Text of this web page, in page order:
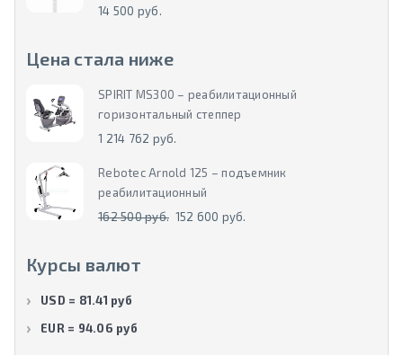
14 500 руб.
Цена стала ниже
SPIRIT MS300 – реабилитационный
горизонтальный степпер
1 214 762 руб.
Rebotec Arnold 125 – подъемник
реабилитационный
162 500 руб. 152 600 руб.
Курсы валют
USD = 81.41 руб
EUR = 94.06 руб